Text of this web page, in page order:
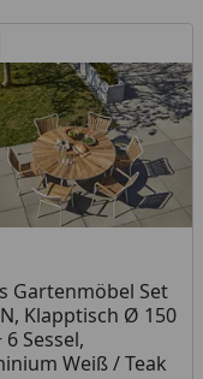
Gartenmöbel Set
Klapptisch Ø 150
6 Sessel,
Weiß / Teak